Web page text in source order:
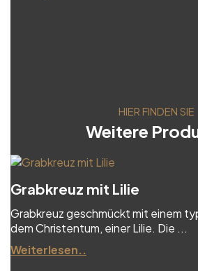
HIER FINDEN SIE
Weitere
Grabkreuz mit Lilie
Grabkreuz geschmückt mit einem
dem Christentum, einer Lilie. Die ...
Weiterlesen..